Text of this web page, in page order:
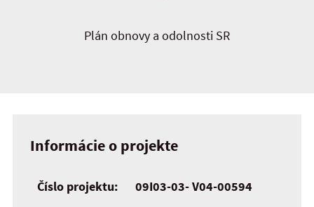
Plán obnovy a odolnosti SR
Informácie o projekte
Číslo projektu:
09I03-03- V04-00594